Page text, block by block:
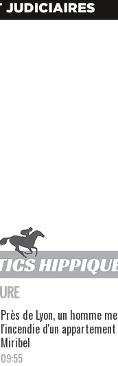
Près de Lyon, un homme
l'incendie d'un appartement
Miribel
09:55